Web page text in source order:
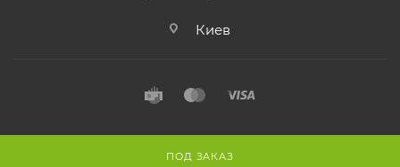
ПОД ЗАКАЗ
Киев